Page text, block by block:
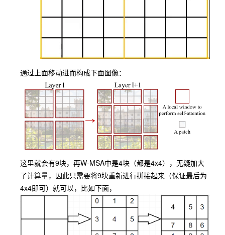
通过上面移动进而构成下面图像：
这里就会有9块，再W-MSA中是4块（都是4x4），无疑加大
了计算量，因此只需要将9块重新进行拼接起来（保证最后为
4x4即可）就可以，比如下面，